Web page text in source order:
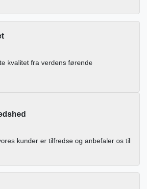
kvalitet fra verdens førende
kunder er tilfredse og anbefaler os til